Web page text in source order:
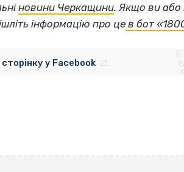
новини Черкащини. Якщо ви або
інформацію про це в бот
у Facebook